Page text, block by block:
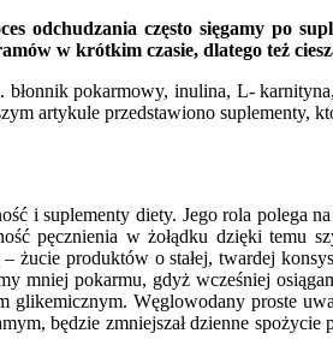
odchudzania często sięgamy po
w krótkim czasie, dlatego też
błonnik pokarmowy, inulina, L-
artykule przedstawiono suplementy,
i suplementy diety. Jego rola
pęcznienia w żołądku dzięki temu
żucie produktów o stałej, twardej
mniej pokarmu, gdyż wcześniej
glikemicznym. Węglowodany proste
będzie zmniejszał dzienne